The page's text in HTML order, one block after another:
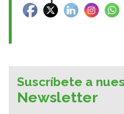
Suscríbete a
Newsletter